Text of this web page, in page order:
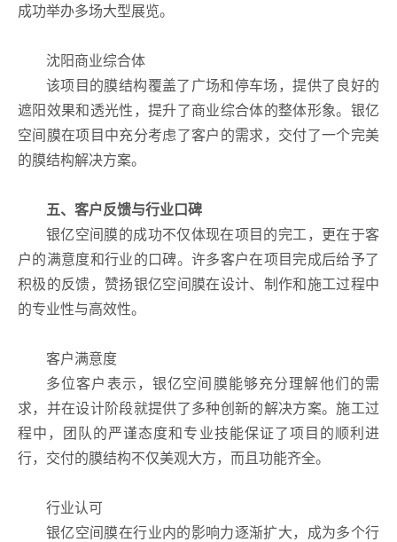
成功举办多场大型展览。
沈阳商业综合体
该项目的膜结构覆盖了广场和停车场，提供了良好的
遮阳效果和透光性，提升了商业综合体的整体形象。银亿
空间膜在项目中充分考虑了客户的需求，交付了一个完美
的膜结构解决方案。
五、客户反馈与行业口碑
银亿空间膜的成功不仅体现在项目的完工，更在于客
户的满意度和行业的口碑。许多客户在项目完成后给予了
积极的反馈，赞扬银亿空间膜在设计、制作和施工过程中
的专业性与高效性。
客户满意度
多位客户表示，银亿空间膜能够充分理解他们的需
求，并在设计阶段就提供了多种创新的解决方案。施工过
程中，团队的严谨态度和专业技能保证了项目的顺利进
行，交付的膜结构不仅美观大方，而且功能齐全。
行业认可
银亿空间膜在行业内的影响力逐渐扩大，成为多个行